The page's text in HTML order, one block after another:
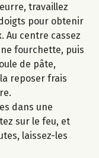
travaillez
pour obtenir
Au centre cassez
fourchette, puis
de pâte,
reposer frais
dans une
sur le feu, et
laissez-les